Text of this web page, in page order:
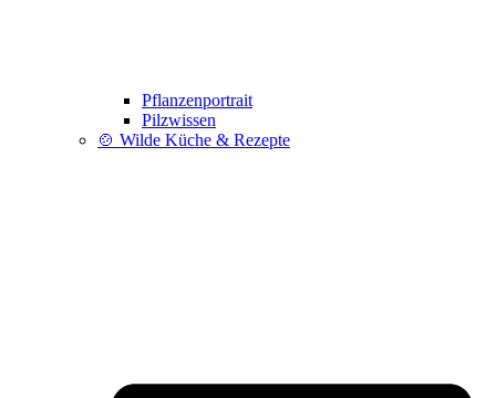
Pflanzenportrait
Pilzwissen
🍲 Wilde Küche & Rezepte